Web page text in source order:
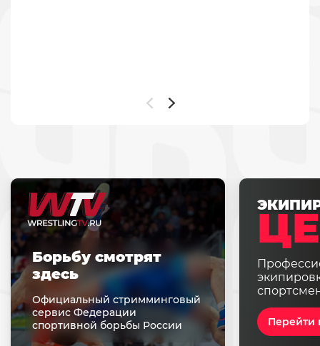
Перейти
Борьбу смотрят
здесь
Официальный стримминговый
сервис Федерации
спортивной борьбы России